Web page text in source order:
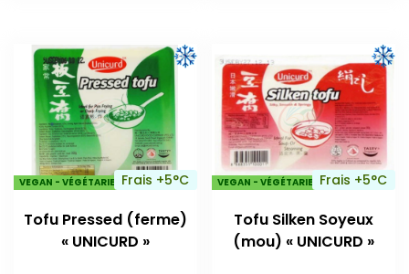
VEGAN - VÉGÉTARIENSFrais +5°C
Tofu Pressed (ferme)
« UNICURD »
VEGAN - VÉGÉTARIENSFrais +5°C
Tofu Silken Soyeux
(mou) « UNICURD »